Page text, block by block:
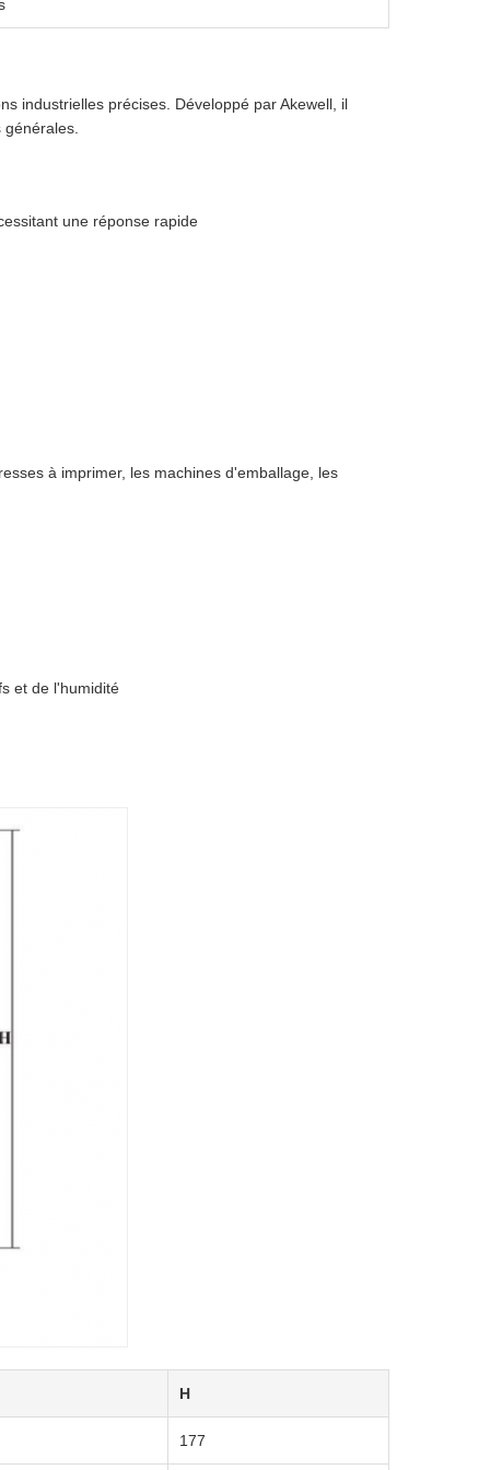
industrielles précises. Développé par Akewell, il
une réponse rapide
à imprimer, les machines d'emballage, les
et de l'humidité
H
177